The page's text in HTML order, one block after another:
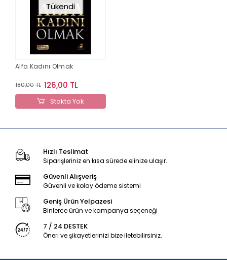
Tükendi
Alfa Kadını Olmak
180,00 TL 126,00 TL
Stokta Yok
Hızlı Teslimat
Siparişleriniz en kısa sürede elinize ulaşır.
Güvenli Alışveriş
Güvenli ve kolay ödeme sistemi
Geniş Ürün Yelpazesi
Binlerce ürün ve kampanya seçeneği
7 / 24 DESTEK
Öneri ve şikayetlerinizi bize iletebilirsiniz.